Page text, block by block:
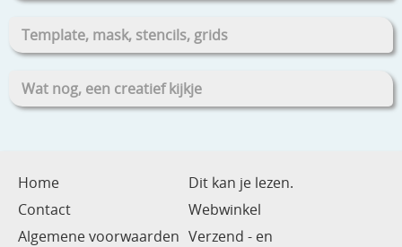
Template, mask, stencils, grids
Wat nog, een creatief kijkje
Home
Dit kan je lezen.
Contact
Webwinkel
Algemene voorwaarden Verzend - en